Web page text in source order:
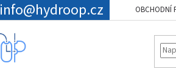
info@hydroop.cz OBCHODNÍ